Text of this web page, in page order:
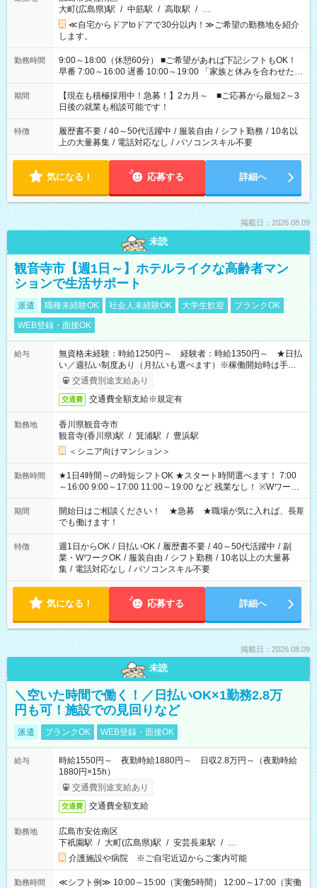
大町(広島県)駅 / 中筋駅 / 高取駅 / …
≪自宅からドアtoドアで30分以内！≫ご希望の勤務地を紹介
します。
勤務時間
9:00～18:00（休憩60分） ■ご希望があれば下記シフトもOK！
早番 7:00～16:00 遅番 10:00～19:00 「家族と休みを合わせた
い」 「余裕を持って夕飯の準備がしたい」 「できれば残業はし
たくない」 など、ご希望を教えてくださいね。 ※Wワーク希望
の方へ 今ご覧のお仕事で希望する勤務時間と、もう1つのお仕事
の勤務時間。 合計で週40時間を超える場合は応募できません。
期間
【現在も積極採用中！急募！】2カ月～ ■ご応募から最短2～3
日後の就業も相談可能です！
特徴 履歴書不要 / 40～50代活躍中 / 服装自由 / シフト勤務 / 10名以
上の大量募集 / 電話対応なし / パソコンスキル不要
気になる！ 応募する 詳細へ
掲載日：2026.08.09
未読
観音寺市【週1日～】ホテルライクな高齢者マン
ションで生活サポート
派遣 職種未経験OK 社会人未経験OK 大学生歓迎
ブランクOK
WEB登録・面接OK
給与
無資格未経験：時給1250円～ 経験者：時給1350円～ ★日払
い／週払い制度あり（月払いも選べます）※稼働開始時は手続き
完了次第のお支払いとなります。
交通費別途支給あり
交通費 交通費全額支給※規定有
勤務地
香川県観音寺市
観音寺(香川県)駅 / 箕浦駅 / 豊浜駅
＜シニア向けマンション＞
勤務時間
★1日4時間～の時短シフトOK ★スタート時間選べます！ 7:00
～16:00 9:00～17:00 11:00～19:00 など 残業なし！ ※Wワーク
の場合、他のお仕事と合わせ週40時間超の就業はご案内できま
せん ※法令に基づき、週20時間以上勤務は社会保険への加入対
象となります ※労働者派遣法（日雇い派遣の原則禁止）によ
り、短時間・短期間の就業はご案内が難しい場合があります
期間
開始日はご相談ください！ ★急募 ★職場が気に入れば、長期
でも働けます！
特徴 週1日からOK / 日払いOK / 履歴書不要 / 40～50代活躍中 / 副
業・WワークOK / 服装自由 / シフト勤務 / 10名以上の大量募
集 / 電話対応なし / パソコンスキル不要
気になる！ 応募する 詳細へ
掲載日：2026.08.09
未読
＼空いた時間で働く！／日払いOK×1勤務2.8万
円も可！施設での見回りなど
派遣 ブランクOK WEB登録・面接OK
給与
時給1550円～ 夜勤時給1880円～ 日収2.8万円～（夜勤時給
1880円×15h）
交通費別途支給あり
交通費 交通費全額支給
勤務地
広島市安佐南区
下祇園駅 / 大町(広島県)駅 / 安芸長束駅 / …
介護施設や病院 ※ご自宅近辺からご案内可能
勤務時間
≪シフト例≫ 10:00～15:00（実働5時間） 12:00～17:00（実働